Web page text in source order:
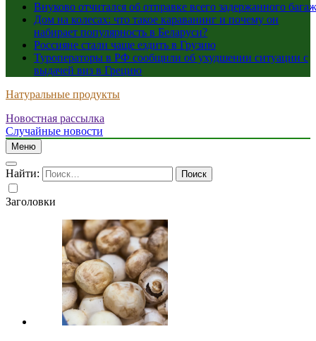
Внуково отчитался об отправке всего задержанного
Дом на колесах: что такое караванинг и почему он
набирает популярность в Беларуси?
Россияне стали чаще ездить в Грузию
Туроператоры в РФ сообщили об ухудшении ситуации с
выдачей виз в Грецию
Натуральные продукты
Новостная рассылка
Случайные новости
Меню
Найти:
Заголовки